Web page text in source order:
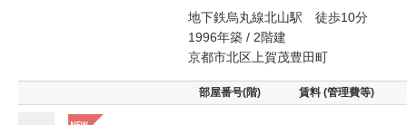
地下鉄烏丸線北山駅 徒歩10分
1996年築 / 2階建
京都市北区上賀茂豊田町
部屋番号(階) 賃料 (管理費等)